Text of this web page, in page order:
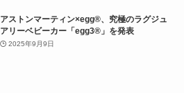
アストンマーティン×egg®、究極のラグジュ
アリーベビーカー「egg3®」を発表
2025年9月9日